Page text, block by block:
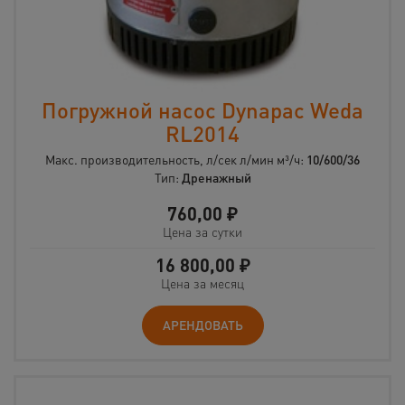
Погружной насос Dynapac Weda
RL2014
Макс. производительность, л/сек л/мин м³/ч: 10/600/36
Тип: Дренажный
760,00 ₽
Цена за сутки
16 800,00 ₽
Цена за месяц
АРЕНДОВАТЬ